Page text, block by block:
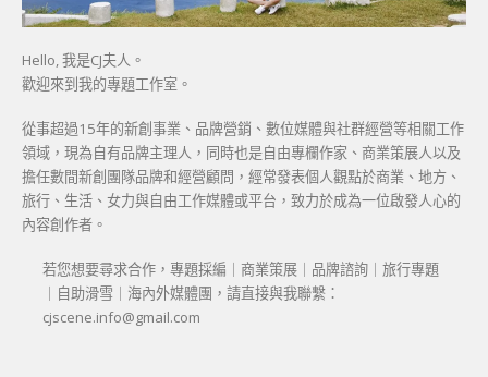
Hello, 我是CJ夫人。
歡迎來到我的專題工作室。
從事超過15年的新創事業、品牌營銷、數位媒體與社群經營等相關工作
領域，現為自有品牌主理人，同時也是自由專欄作家、商業策展人以及
擔任數間新創團隊品牌和經營顧問，經常發表個人觀點於商業、地方、
旅行、生活、女力與自由工作媒體或平台，致力於成為一位啟發人心的
內容創作者。
若您想要尋求合作，專題採編｜商業策展｜品牌諮詢｜旅行專題
｜自助滑雪｜海內外媒體團，請直接與我聯繫：
cjscene.info@gmail.com